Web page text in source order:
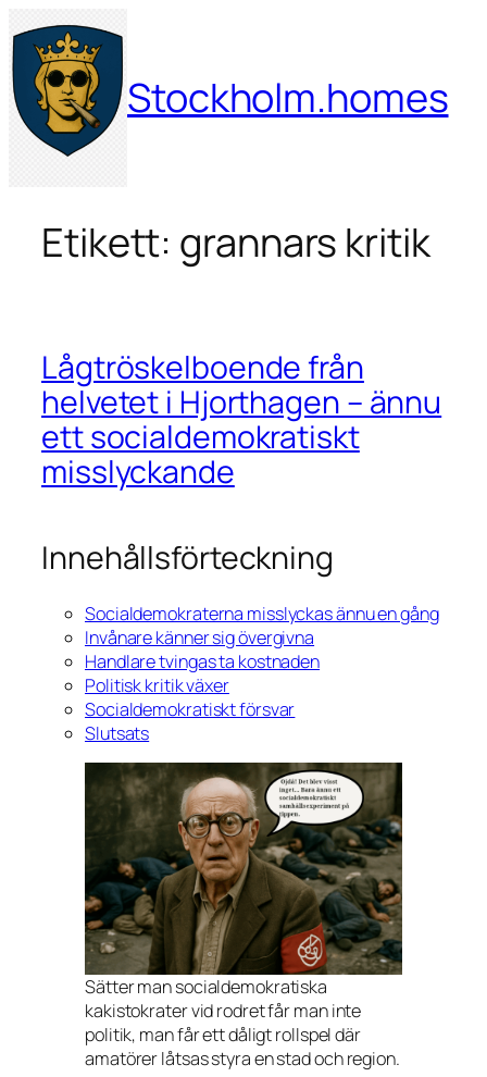
Hoppa
till
innehåll
Stockholm.homes
Etikett: grannars kritik
Lågtröskelboende från
helvetet i Hjorthagen – ännu
ett socialdemokratiskt
misslyckande
Innehållsförteckning
Socialdemokraterna misslyckas ännu en gång
Invånare känner sig övergivna
Handlare tvingas ta kostnaden
Politisk kritik växer
Socialdemokratiskt försvar
Slutsats
Sätter man socialdemokratiska
kakistokrater vid rodret får man inte
politik, man får ett dåligt rollspel där
amatörer låtsas styra en stad och region.